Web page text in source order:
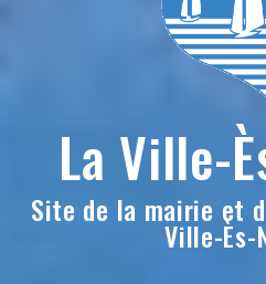
La Ville-
Site de la mairie et
Ville-Ès-